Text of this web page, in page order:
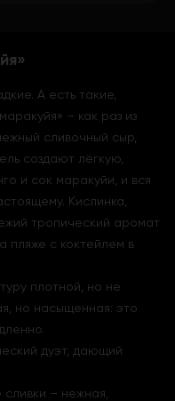
А есть такие,
– как раз из
сливочный сыр,
создают лёгкую,
и сок маракуйи, и вся
Кислинка,
тропический аромат
пляже с коктейлем в
плотной, но не
но насыщенная: это
дуэт, дающий
– нежная,